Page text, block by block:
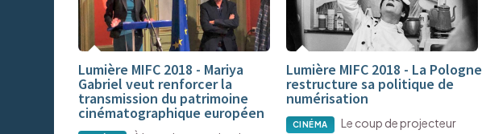
Lumière MIFC 2018 - Mariya
Gabriel veut renforcer la
transmission du patrimoine
cinématographique européen
Lumière MIFC 2018 - La Pologne
restructure sa politique de
numérisation
CINÉMA
Le coup de projecteur